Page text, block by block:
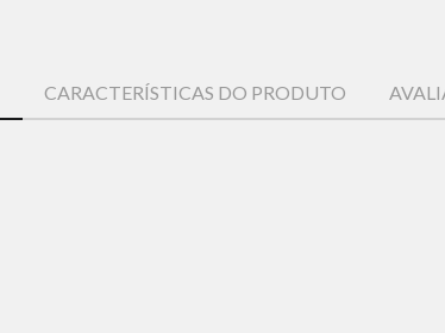
CARACTERÍSTICAS DO PRODUTO